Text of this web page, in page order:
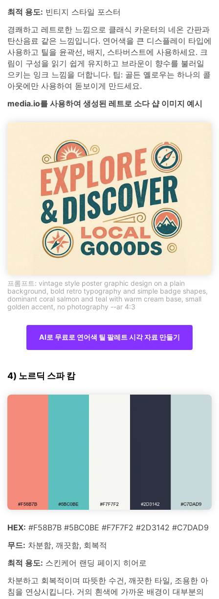
최적 용도: 빈티지 스타일 포스터
경쾌하고 레트로한 느낌으로 클래식 카운터의 네온 간판과
탄산음료 같은 느낌입니다. 연어색을 큰 디스플레이 타입에
사용하고 틸을 윤곽선, 배지, 스타버스트에 사용하세요. 크
림이 구성을 읽기 쉽게 유지하고 브라운이 향수를 불러일
으키는 잉크 느낌을 더합니다. 팁: 골든 옐로우는 하나의 콜
아웃에만 사용하여 돋보이게 만드세요.
media.io를 사용하여 생성된 레트로 소다 샵 이미지 예시
프롬프트: vintage style poster graphic design on a plain
background, bold retro typography and simple badge shapes,
dominant coral salmon and teal with warm cream base, small
golden accent, no photography --ar 4:3
AI로 무료로 연어색 틸 팔레트 시각 자료 만들기
4) 노르딕 스파 캄
HEX: #F58B7B #5BC0BE #F7F7F2 #2D3142 #C7DAD9
무드: 차분함, 깨끗함, 회복적
최적 용도: 스킨케어 랜딩 페이지 히어로
차분하고 회복적이며 따뜻한 수건, 깨끗한 타일, 조용한 아
침을 연상시킵니다. 거의 흰색에 가까운 배경이 대부분의